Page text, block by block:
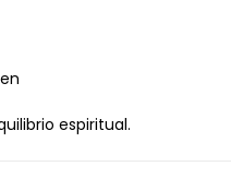
espiritual.